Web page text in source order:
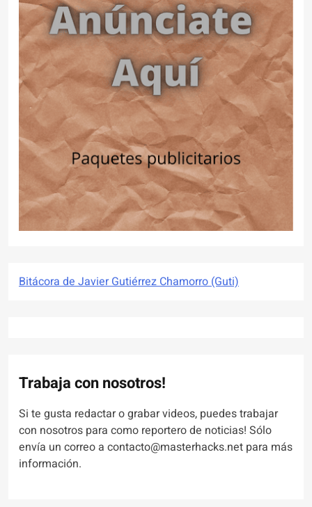
Bitácora de Javier Gutiérrez Chamorro (Guti)
Trabaja con nosotros!
Si te gusta redactar o grabar videos, puedes trabajar
con nosotros para como reportero de noticias! Sólo
envía un correo a contacto@masterhacks.net para más
información.